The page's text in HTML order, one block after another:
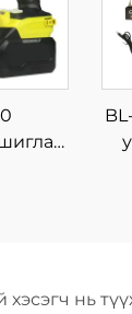
хэсэгч нь